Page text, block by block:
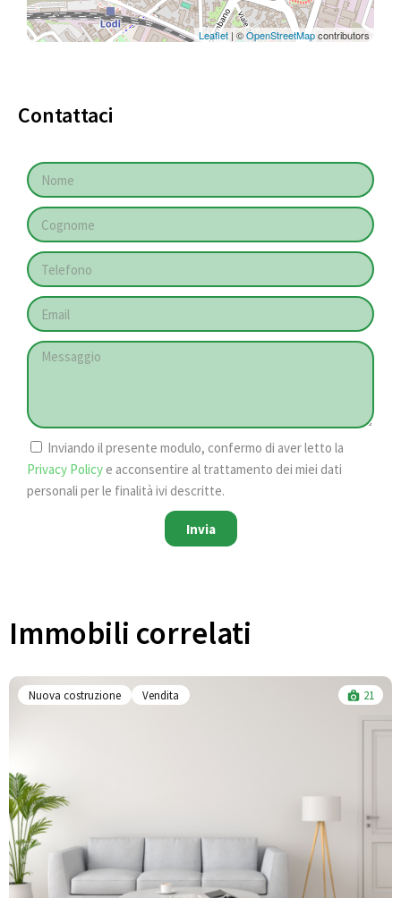
Leaflet | ©OpenStreetMapcontributors
Contattaci
Inviando il presente modulo, confermo di aver letto la
Privacy Policy e acconsentire al trattamento dei miei dati
personali per le finalità ivi descritte.
Invia
Immobili correlati​
Nuova costruzione Vendita 21